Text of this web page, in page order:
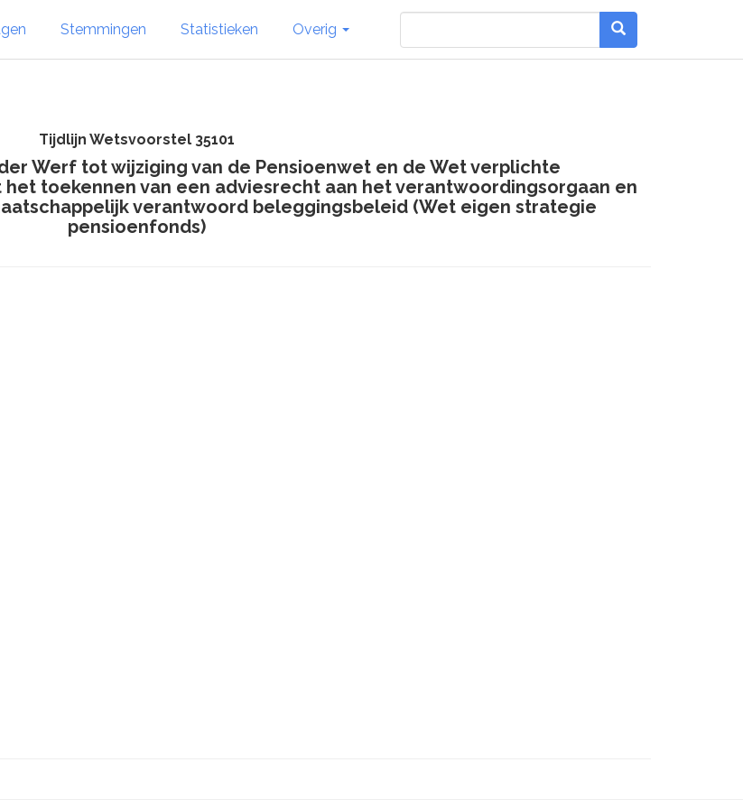
Stemmingen Statistieken Overig
Tijdlijn Wetsvoorstel 35101
Werf tot wijziging van de Pensioenwet en de Wet verplichte
toekennen van een adviesrecht aan het verantwoordingsorgaan en
verantwoord beleggingsbeleid (Wet eigen strategie
pensioenfonds)